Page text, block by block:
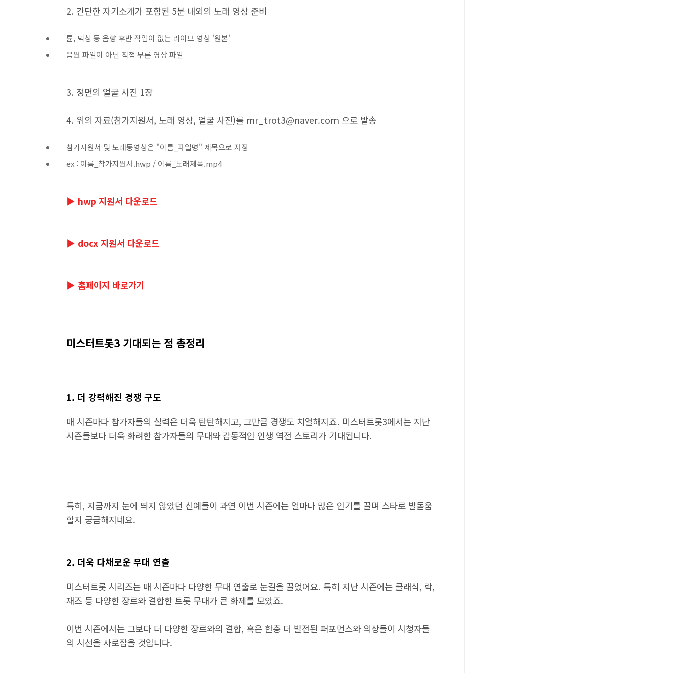
2. 간단한 자기소개가 포함된 5분 내외의 노래 영상 준비
튠, 믹싱 등 음향 후반 작업이 없는 라이브 영상 '원본'
음원 파일이 아닌 직접 부른 영상 파일
3. 정면의 얼굴 사진 1장
4. 위의 자료(참가지원서, 노래 영상, 얼굴 사진)를 mr_trot3@naver.com 으로 발송
참가지원서 및 노래동영상은 "이름_파일명" 제목으로 저장
ex : 이름_참가지원서.hwp / 이름_노래제목.mp4
▶ hwp 지원서 다운로드
▶ docx 지원서 다운로드
▶ 홈페이지 바로가기
미스터트롯3 기대되는 점 총정리
1. 더 강력해진 경쟁 구도
매 시즌마다 참가자들의 실력은 더욱 탄탄해지고, 그만큼 경쟁도 치열해지죠. 미스터트롯3에서는 지난
시즌들보다 더욱 화려한 참가자들의 무대와 감동적인 인생 역전 스토리가 기대됩니다.
특히, 지금까지 눈에 띄지 않았던 신예들이 과연 이번 시즌에는 얼마나 많은 인기를 끌며 스타로 발돋움
할지 궁금해지네요.
2. 더욱 다채로운 무대 연출
미스터트롯 시리즈는 매 시즌마다 다양한 무대 연출로 눈길을 끌었어요. 특히 지난 시즌에는 클래식, 락,
재즈 등 다양한 장르와 결합한 트롯 무대가 큰 화제를 모았죠.
이번 시즌에서는 그보다 더 다양한 장르와의 결합, 혹은 한층 더 발전된 퍼포먼스와 의상들이 시청자들
의 시선을 사로잡을 것입니다.